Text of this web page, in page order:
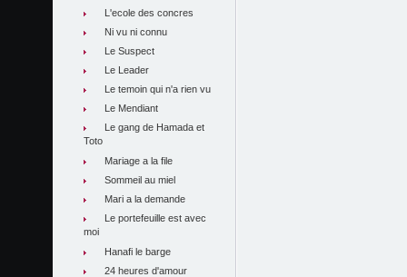
L'ecole des concres
Ni vu ni connu
Le Suspect
Le Leader
Le temoin qui n'a rien vu
Le Mendiant
Le gang de Hamada et
Toto
Mariage a la file
Sommeil au miel
Mari a la demande
Le portefeuille est avec
moi
Hanafi le barge
24 heures d'amour